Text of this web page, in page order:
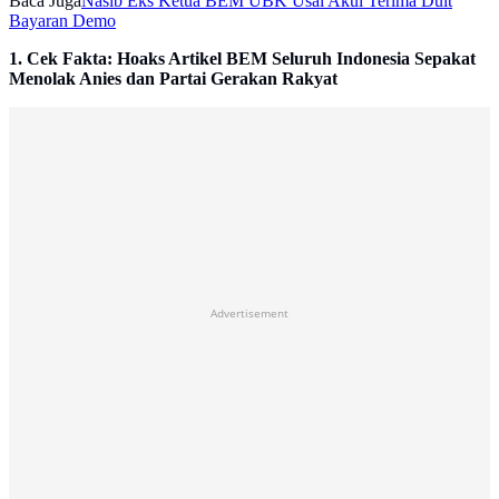
Bayaran Demo
1. Cek Fakta: Hoaks Artikel BEM Seluruh Indonesia Sepakat
Menolak Anies dan Partai Gerakan Rakyat
Advertisement